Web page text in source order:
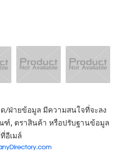
/ฝ่ายข้อมูล มีความสนใจที่จะลง
, ตราสินค้า หรือปรับฐานข้อมูล
อีเมล์